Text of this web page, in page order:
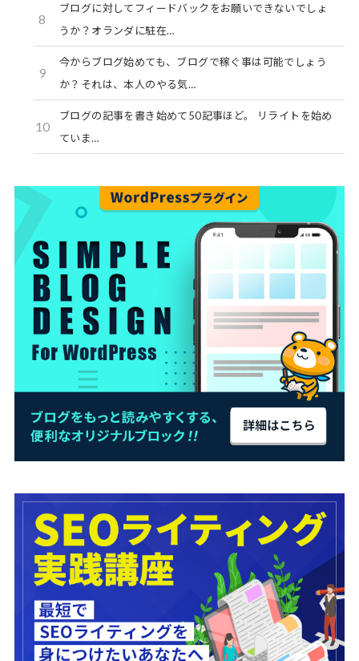
8
ブログに対してフィードバックをお願いできないでしょ
うか？オランダに駐在…
9
今からブログ始めても、ブログで稼ぐ事は可能でしょう
か？それは、本人のやる気…
10
ブログの記事を書き始めて50記事ほど。 リライトを始め
ていま…